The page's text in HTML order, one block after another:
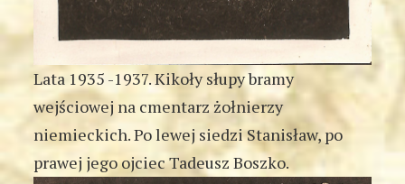
Lata 1935 -1937. Kikoły słupy bramy
wejściowej na cmentarz żołnierzy
niemieckich. Po lewej siedzi Stanisław, po
prawej jego ojciec Tadeusz Boszko.